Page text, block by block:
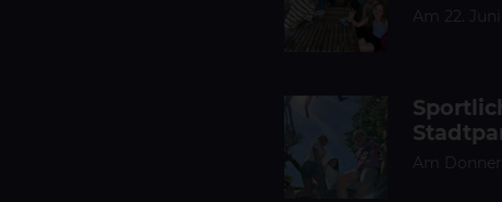
Am 22.
Am